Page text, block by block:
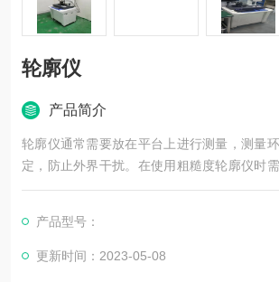
轮廓仪
产品简介
轮廓仪通常需要放在平台上进行测量，测量
定，防止外界干扰。在使用粗糙度轮廓仪时
避免碰撞或摔落造成损坏。
产品型号：
更新时间：2023-05-08